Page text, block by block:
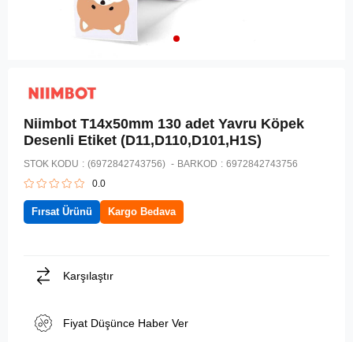
Niimbot T14x50mm 130 adet Yavru Köpek
Desenli Etiket (D11,D110,D101,H1S)
STOK KODU (6972842743756) BARKOD : 6972842743756
0.0
Fırsat Ürünü Kargo Bedava
Karşılaştır
Fiyat Düşünce Haber Ver